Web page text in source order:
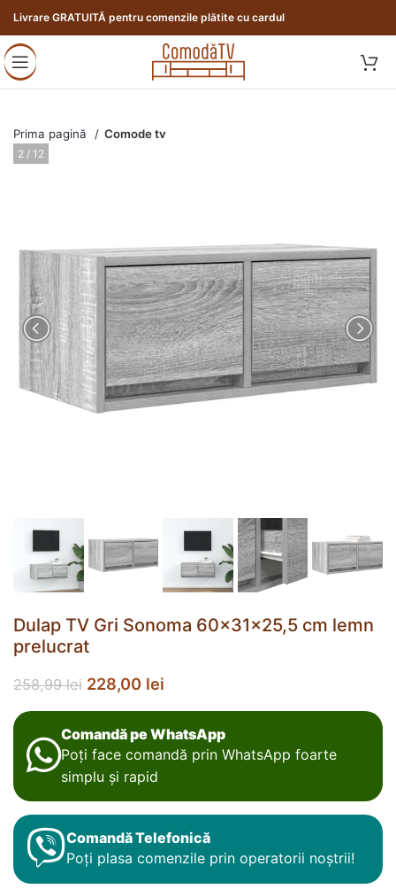
Livrare GRATUITĂ pentru comenzile plătite cu cardul
Prima pagină Comode tv
2 / 12
Dulap TV Gri Sonoma 60x31x25,5 cm lemn
prelucrat
258,99lei 228,00 lei
Comandă pe WhatsApp
Poți face comandă prin WhatsApp foarte
simplu și rapid
Comandă Telefonică
Poți plasa comenzile prin operatorii noștrii!